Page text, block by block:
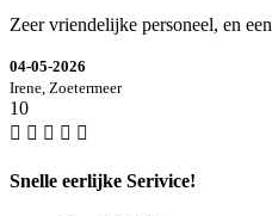
Zeer vriendelijke personeel, en
04-05-2026
Irene, Zoetermeer
10
Snelle eerlijke Serivice!